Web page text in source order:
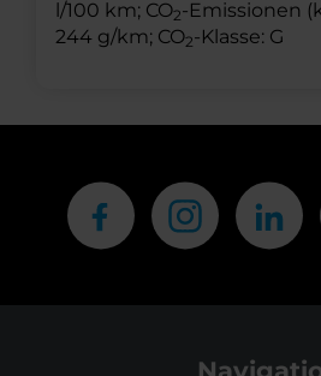
l/100 km; CO2-Emissionen
244 g/km; CO2-Klasse: G